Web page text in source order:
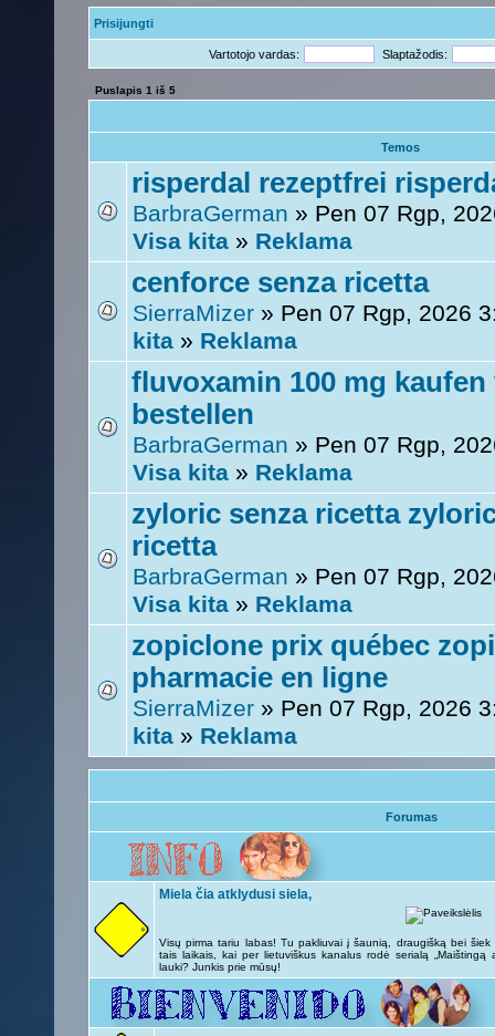
Prisijungti
Vartotojo vardas: Slaptažodis:
Puslapis 1 iš 5
Temos
risperdal rezeptfrei
BarbraGerman » Pen 07 Rgp,
Visa kita » Reklama
cenforce senza ricetta
SierraMizer » Pen 07 Rgp, 2026
kita » Reklama
fluvoxamin 100 mg
bestellen
BarbraGerman » Pen 07 Rgp,
Visa kita » Reklama
zyloric senza ricetta
ricetta
BarbraGerman » Pen 07 Rgp,
Visa kita » Reklama
zopiclone prix québec
pharmacie en ligne
SierraMizer » Pen 07 Rgp, 2026
kita » Reklama
Forumas
Miela čia atklydusi siela,
Visų pirma tariu labas! Tu pakliuvai į šaunią, draugišką bei
tais laikais, kai per lietuviškus kanalus rodė serialą „Maištingą
lauki? Junkis prie mūsų!